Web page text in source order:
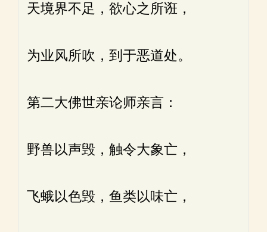
天境界不足，欲心之所诳，
为业风所吹，到于恶道处。
第二大佛世亲论师亲言：
野兽以声毁，触令大象亡，
飞蛾以色毁，鱼类以味亡，